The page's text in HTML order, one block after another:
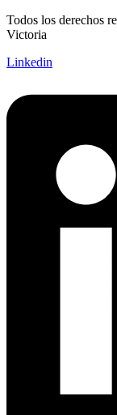
Todos los derechos
Victoria
Linkedin